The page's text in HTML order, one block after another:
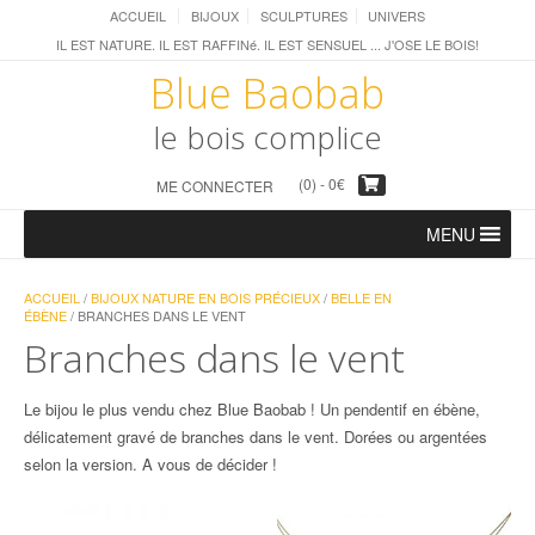
ACCUEIL BIJOUX SCULPTURES
UNIVERS
IL EST NATURE. IL EST RAFFINé. IL EST SENSUEL ... J'OSE LE BOIS!
Blue Baobab
le bois complice
ME CONNECTER (0) -0€
MENU
ACCUEIL /BIJOUX NATURE EN BOIS PRÉCIEUX/BELLE EN
ÉBÈNE/ BRANCHES DANS LE VENT
Branches dans le vent
Le bijou le plus vendu chez Blue Baobab ! Un pendentif en ébène,
délicatement gravé de branches dans le vent. Dorées ou argentées
selon la version. A vous de décider !